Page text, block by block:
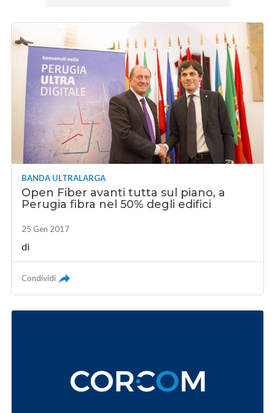
BANDA ULTRALARGA
Open Fiber avanti tutta sul piano, a
Perugia fibra nel 50% degli edifici
25 Gen 2017
di
Condividi